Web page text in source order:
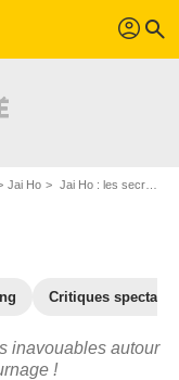
profil search
Jai Ho Jai Ho : les secrets du tournage
Critiques
inavouables autour
!